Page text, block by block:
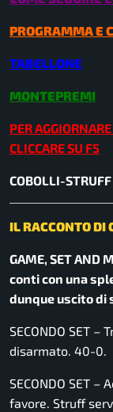
PROGRAMMA E
TABELLONE
MONTEPREMI
PER
CLICCARE SU F5
COBOLLI-
IL RACCONTO DI
GAME, SET AND
conti con una
dunque uscito di
SECONDO SET
disarmato. 40-0.
SECONDO SET
favore. Struff